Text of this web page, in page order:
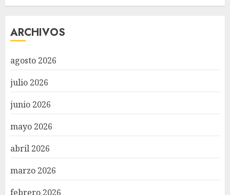
ARCHIVOS
agosto 2026
julio 2026
junio 2026
mayo 2026
abril 2026
marzo 2026
febrero 2026